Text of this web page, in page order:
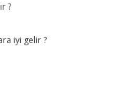
?
iyi gelir ?